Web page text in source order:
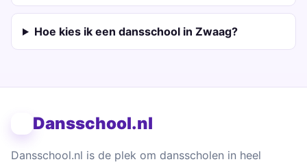
Hoe kies ik een dansschool in Zwaag?
Dansschool.nl
Dansschool.nl is de plek om dansscholen in heel